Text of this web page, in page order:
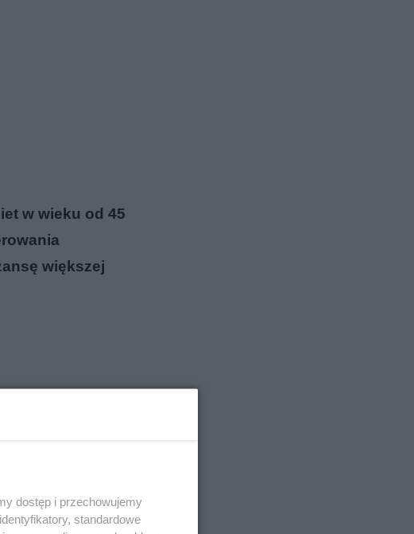
w wieku od 45
większej
dostęp i przechowujemy
standardowe